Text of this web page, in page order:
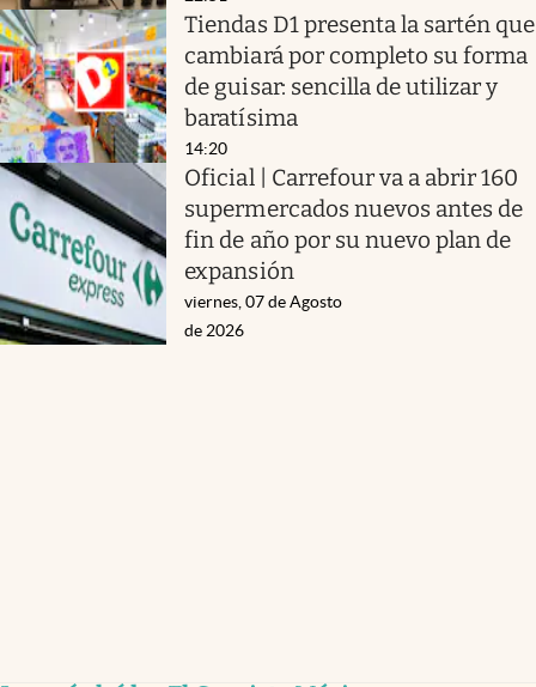
Tiendas D1 presenta la sartén que
cambiará por completo su forma
de guisar: sencilla de utilizar y
baratísima
14:20
Oficial | Carrefour va a abrir 160
supermercados nuevos antes de
fin de año por su nuevo plan de
expansión
viernes, 07 de Agosto
de 2026